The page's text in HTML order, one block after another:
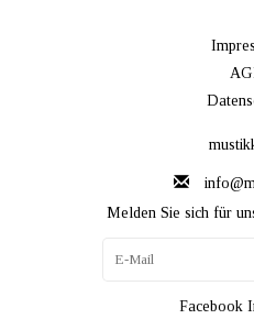
Melden Sie sich für
Facebook